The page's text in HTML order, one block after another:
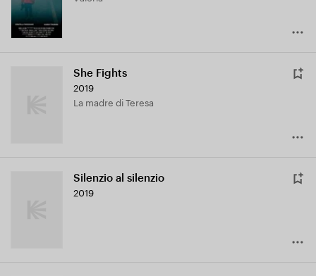
She Fights
2019
La madre di Teresa
Silenzio al silenzio
2019